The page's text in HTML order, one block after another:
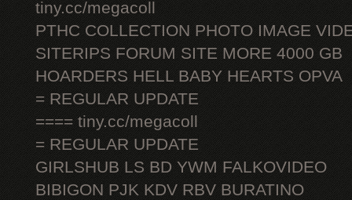
tiny.cc/megacoll
PTHC COLLECTION PHOTO IMAGE
SITERIPS FORUM SITE MORE 4000 GB
HOARDERS HELL BABY HEARTS OPVA
= REGULAR UPDATE
==== tiny.cc/megacoll
= REGULAR UPDATE
GIRLSHUB LS BD YWM FALKOVIDEO
BIBIGON PJK KDV RBV BURATINO